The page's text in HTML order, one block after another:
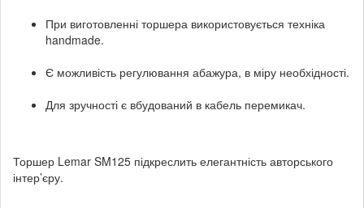
При виготовленні торшера використовується техніка
handmade.
Є можливість регулювання абажура, в міру необхідності.
Для зручності є вбудований в кабель перемикач.
Торшер Lemar SM125 підкреслить елегантність авторського
інтер’єру.